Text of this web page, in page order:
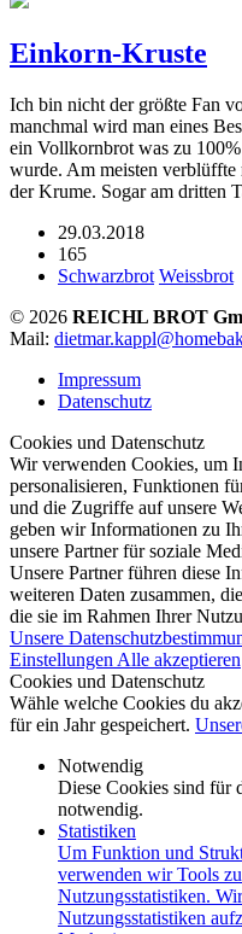
Einkorn-Kruste
Ich bin nicht der größte Fan
manchmal wird man eines
ein Vollkornbrot was zu
wurde. Am meisten
der Krume. Sogar am dritten
29.03.2018
165
Schwarzbrot Weissbrot
© 2026 REICHL BROT
Mail:
Impressum
Datenschutz
Cookies und Datenschutz
Wir verwenden Cookies, um
personalisieren, Funktionen
und die Zugriffe auf unsere
geben wir Informationen zu
unsere Partner für soziale
Unsere Partner führen diese
weiteren Daten zusammen,
die sie im Rahmen Ihrer
Unsere
Einstellungen Alle akzeptieren
Cookies und Datenschutz
Wähle welche Cookies du
für ein Jahr gespeichert.
Notwendig
Diese Cookies sind für
notwendig.
Statistiken
Um Funktion und
verwenden wir Tools
Nutzungsstatistiken.
Nutzungsstatistiken